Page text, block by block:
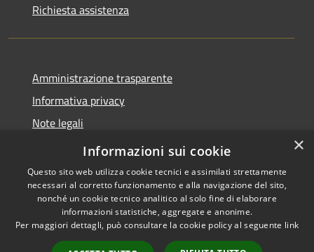
Richiesta assistenza
Amministrazione trasparente
Informativa privacy
Note legali
Dichiarazione di accessibilità
Accessibilità
Copyright © 2026 • Comune di
Santo Stefano di Cadore •
×
Informazioni sui cookie
Questo sito web utilizza cookie tecnici e assimilati strettamente
necessari al corretto funzionamento e alla navigazione del sito,
nonché un cookie tecnico analitico al solo fine di elaborare
informazioni statistiche, aggregate e anonime.
Per maggiori dettagli, può consultare la cookie policy al seguente link